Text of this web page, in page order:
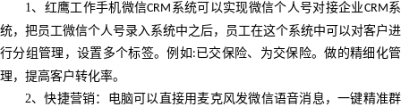
1、红鹰工作手机微信CRM 系统可以实现微信个人号对接企业CRM系
统，把员工微信个人号录入系统中之后，员工在这个系统中可以对客户进
行分组管理，设置多个标签。例如 : 已交保险、为交保险。做的精细化管
理，提高客户转化率。
2、快捷营销：电脑可以直接用麦克风发微信语音消息，一键精准群